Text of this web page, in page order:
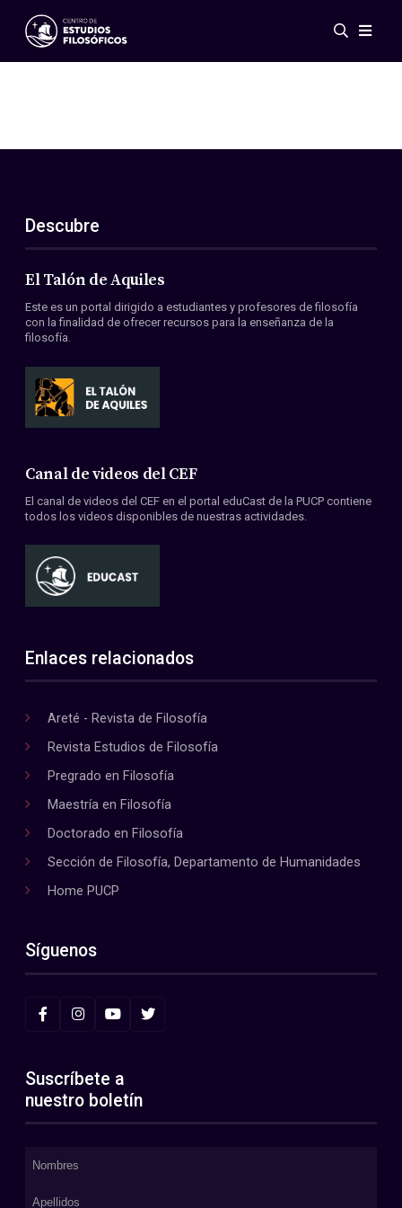
Eventos
ES
EN
Acerca de nosotros
Miembros
Convenios
Descubre
El Talón de Aquiles
Este es un portal dirigido a estudiantes y profesores de filosofía
con la finalidad de ofrecer recursos para la enseñanza de la
filosofía.
Canal de videos del CEF
El canal de videos del CEF en el portal eduCast de la PUCP contiene
todos los videos disponibles de nuestras actividades.
Enlaces relacionados
Areté - Revista de Filosofía
Revista Estudios de Filosofía
Pregrado en Filosofía
Maestría en Filosofía
Doctorado en Filosofía
Sección de Filosofía, Departamento de Humanidades
Home PUCP
Síguenos
Suscríbete a
nuestro boletín